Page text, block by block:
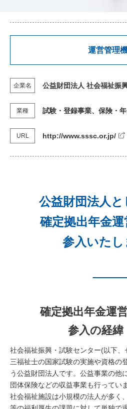
運営管理
企業名 公益財団法人 社会福祉振
業種 試験・登録事業、保険・
URL http://www.sssc.or.jp/
公益財団法人
確定拠出年金
参入いたし
確定拠出年金運
参入の経緯
社会福祉振興・試験センター(以下
三福祉士の国家試験の実施や資格の
う公益財団法人です。公益事業の他
団体保険などの収益事業も行っていま
社会福祉施設は小規模の法人が多く